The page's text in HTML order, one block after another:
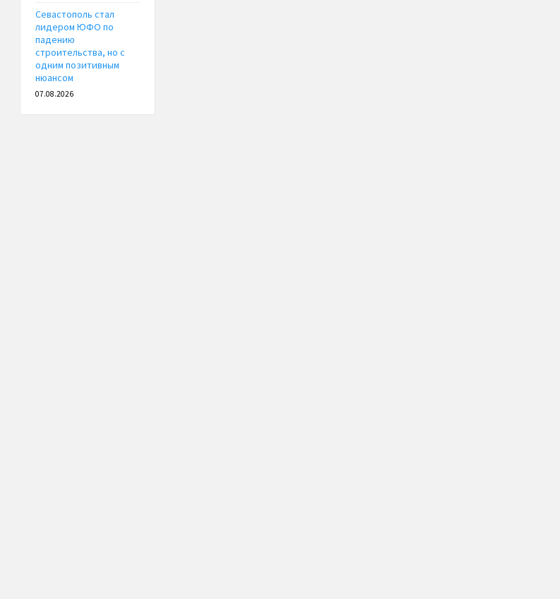
Севастополь стал
лидером ЮФО по
падению
строительства, но с
одним позитивным
нюансом
07.08.2026